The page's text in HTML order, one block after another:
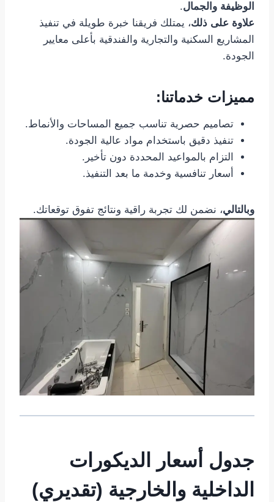
الوظيفة والجمال.
علاوة على ذلك، يمتلك فريقنا خبرة طويلة في تنفيذ
المشاريع السكنية والتجارية والفندقية بأعلى معايير
الجودة.
مميزات خدماتنا:
تصاميم حصرية تناسب جميع المساحات والأنماط.
تنفيذ دقيق باستخدام مواد عالية الجودة.
التزام بالمواعيد المحددة دون تأخير.
أسعار تنافسية وخدمة ما بعد التنفيذ.
وبالتالي، نضمن لك تجربة راقية ونتائج تفوق توقعاتك.
جدول أسعار الديكورات
الداخلية والخارجية (تقديري)